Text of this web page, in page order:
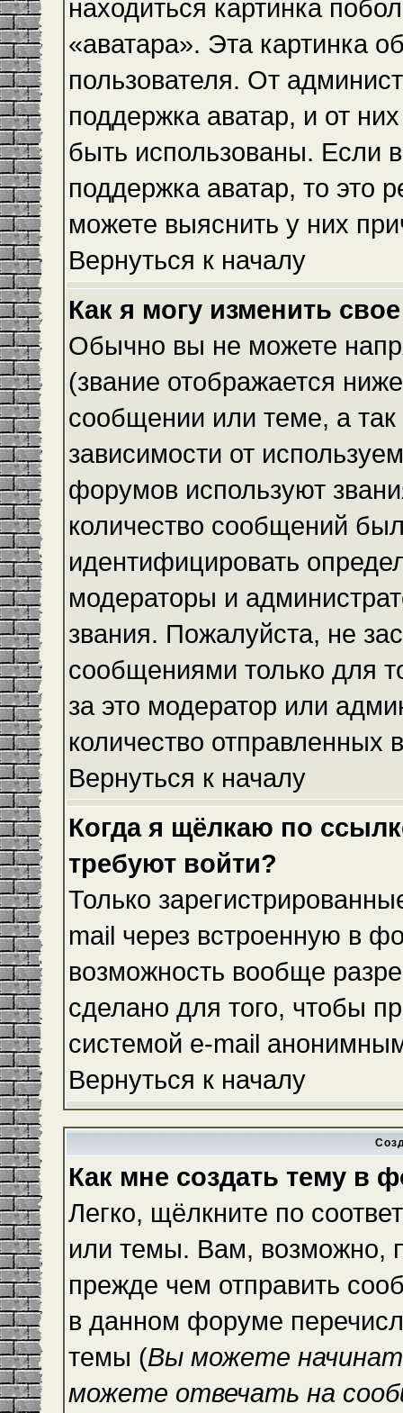
находиться картинка
«аватара». Эта картинка
пользователя. От
поддержка аватар, и от
быть использованы. Если
поддержка аватар, то это
можете выяснить у них
Вернуться к началу
Как я могу изменить
Обычно вы не можете
(звание отображается
сообщении или теме, а
зависимости от
форумов используют
количество сообщений
идентифицировать
модераторы и
звания. Пожалуйста, не
сообщениями только для
за это модератор или
количество
Вернуться к началу
Когда я щёлкаю по
требуют войти?
Только
mail через встроенную в
возможность вообще
сделано для того, чтобы
системой e-mail
Вернуться к началу
Как мне создать тему в
Легко, щёлкните по
или темы. Вам, возможно,
прежде чем отправить
в данном форуме
темы (Вы можете
можете отвечать на